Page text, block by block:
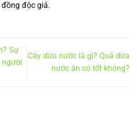
độc giả.
Sự
người
Cây dừa nước là gì? Quả dừa
nước ăn có tốt không?